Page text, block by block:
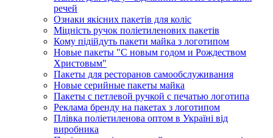
речей
Ознаки якісних пакетів для коліс
Міцність ручок поліетиленових пакетів
Кому підійдуть пакети майка з логотипом
Новые пакеты "С новым годом и Рождеством
Христовым"
Пакеты для ресторанов самообслуживания
Новые серийные пакеты майка
Пакеты с петлевой ручкой с печатью логотипа
Реклама бренду на пакетах з логотипом
Плівка поліетиленова оптом в Україні від
виробника